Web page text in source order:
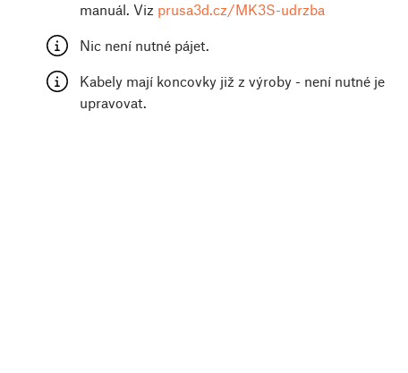
manuál. Viz prusa3d.cz/MK3S-udrzba
Nic není nutné pájet.
Kabely mají koncovky již z výroby - není nutné je
upravovat.